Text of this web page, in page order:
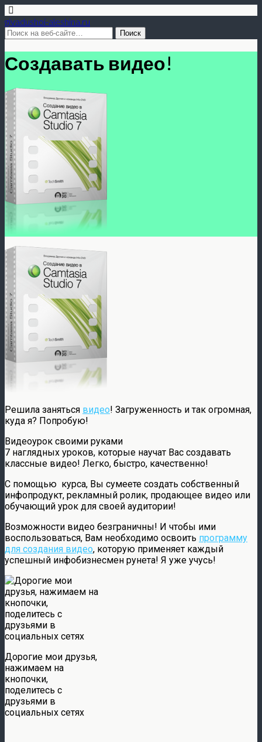
givadushoi-aleshina.ru
Создавать видео!
Решила заняться видео! Загруженность и так огромная,
куда я? Попробую!
Видеоурок своими руками
7 наглядных уроков, которые научат Вас создавать
классные видео! Легко, быстро, качественно!
С помощью курса, Вы сумеете создать собственный
инфопродукт, рекламный ролик, продающее видео или
обучающий урок для своей аудитории!
Возможности видео безграничны! И чтобы ими
воспользоваться, Вам необходимо освоить программу
для создания видео, которую применяет каждый
успешный инфобизнесмен рунета! Я уже учусь!
Дорогие мои друзья,
нажимаем на
кнопочки,
поделитесь с
друзьями в
социальных сетях